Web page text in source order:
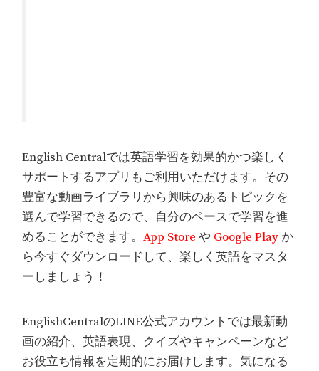
English Centralでは英語学習を効果的かつ楽しく
サポートするアプリもご利用いただけます。その
豊富な動画ライブラリから興味のあるトピックを
選んで学習できるので、自分のペースで学習を進
めることができます。App Store や Google Playか
ら今すぐダウンロードして、楽しく英語をマスタ
ーしましょう！
EnglishCentralのLINE公式アカウントでは最新動
画の紹介、英語表現、クイズやキャンペーンなど
お役立ち情報を定期的にお届けします。気になる